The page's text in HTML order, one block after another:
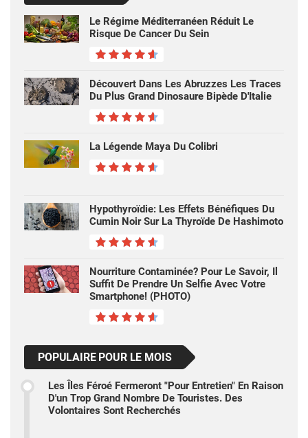
Le Régime Méditerranéen Réduit Le
Risque De Cancer Du Sein
Découvert Dans Les Abruzzes Les Traces
Du Plus Grand Dinosaure Bipède D'Italie
La Légende Maya Du Colibri
Hypothyroïdie: Les Effets Bénéfiques Du
Cumin Noir Sur La Thyroïde De Hashimoto
Nourriture Contaminée? Pour Le Savoir, Il
Suffit De Prendre Un Selfie Avec Votre
Smartphone! (PHOTO)
POPULAIRE POUR LE MOIS
Les Îles Féroé Fermeront "pour Entretien" En Raison
D'un Trop Grand Nombre De Touristes. Des
Volontaires Sont Recherchés